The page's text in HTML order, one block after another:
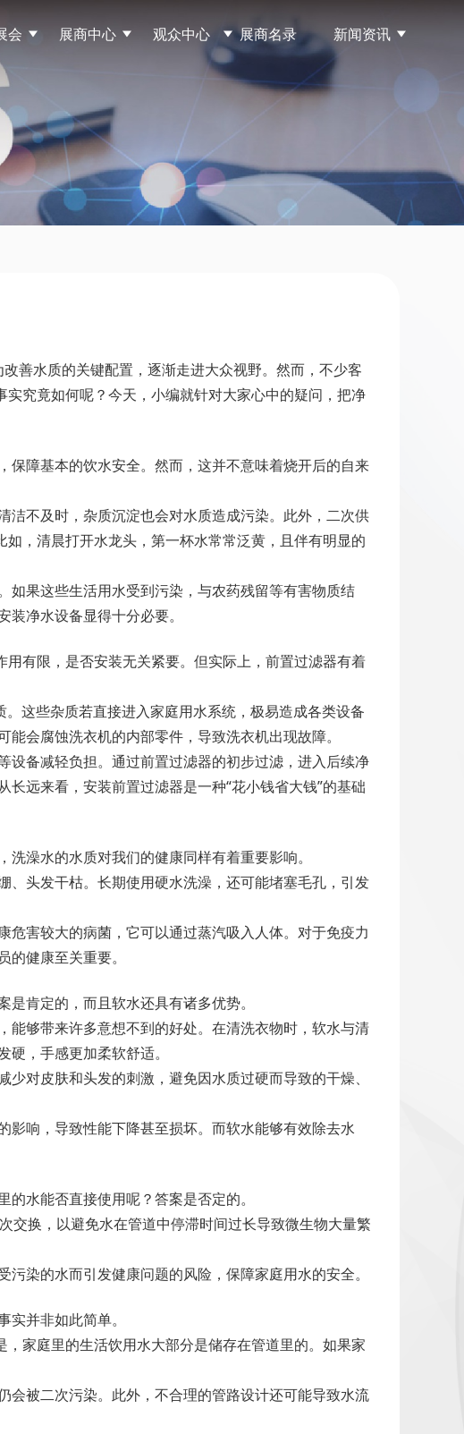
会 展商中心 观众中心 展商名录 新闻资讯
善水质的关键配置，逐渐走进大众视野。然而，不少客
究竟如何呢？今天，小编就针对大家心中的疑问，把净
障基本的饮水安全。然而，这并不意味着烧开后的自来
不及时，杂质沉淀也会对水质造成污染。此外，二次供
，清晨打开水龙头，第一杯水常常泛黄，且伴有明显的
如果这些生活用水受到污染，与农药残留等有害物质结
净水设备显得十分必要。
有限，是否安装无关紧要。但实际上，前置过滤器有着
这些杂质若直接进入家庭用水系统，极易造成各类设备
会腐蚀洗衣机的内部零件，导致洗衣机出现故障。
备减轻负担。通过前置过滤器的初步过滤，进入后续净
远来看，安装前置过滤器是一种“花小钱省大钱”的基础
澡水的水质对我们的健康同样有着重要影响。
头发干枯。长期使用硬水洗澡，还可能堵塞毛孔，引发
害较大的病菌，它可以通过蒸汽吸入人体。对于免疫力
健康至关重要。
肯定的，而且软水还具有诸多优势。
够带来许多意想不到的好处。在清洗衣物时，软水与清
，手感更加柔软舒适。
对皮肤和头发的刺激，避免因水质过硬而导致的干燥、
响，导致性能下降甚至损坏。而软水能够有效除去水
水能否直接使用呢？答案是否定的。
交换，以避免水在管道中停滞时间过长导致微生物大量繁
染的水而引发健康问题的风险，保障家庭用水的安全。
并非如此简单。
家庭里的生活饮用水大部分是储存在管道里的。如果家
被二次污染。此外，不合理的管路设计还可能导致水流